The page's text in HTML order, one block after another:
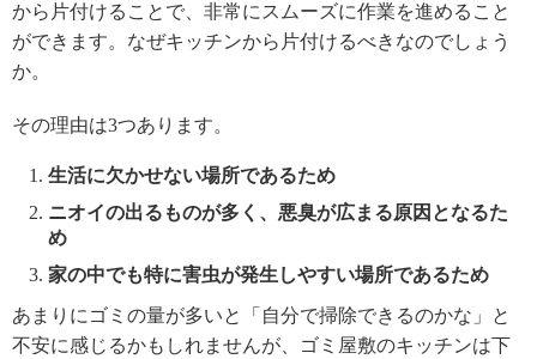
から片付けることで、非常にスムーズに作業を進めること
ができます。なぜキッチンから片付けるべきなのでしょう
か。
その理由は3つあります。
生活に欠かせない場所であるため
ニオイの出るものが多く、悪臭が広まる原因となるた
め
家の中でも特に害虫が発生しやすい場所であるため
あまりにゴミの量が多いと「自分で掃除できるのかな」と
不安に感じるかもしれませんが、ゴミ屋敷のキッチンは下